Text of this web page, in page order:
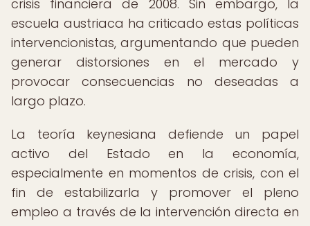
crisis financiera de 2008. Sin embargo, la
escuela austriaca ha criticado estas políticas
intervencionistas, argumentando que pueden
generar distorsiones en el mercado y
provocar consecuencias no deseadas a
largo plazo.
La teoría keynesiana defiende un papel
activo del Estado en la economía,
especialmente en momentos de crisis, con el
fin de estabilizarla y promover el pleno
empleo a través de la intervención directa en